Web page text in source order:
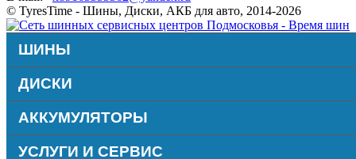
© TyresTime - Шины, Диски, АКБ для авто, 2014-2026
ШИНЫ
ДИСКИ
АККУМУЛЯТОРЫ
УСЛУГИ И СЕРВИС